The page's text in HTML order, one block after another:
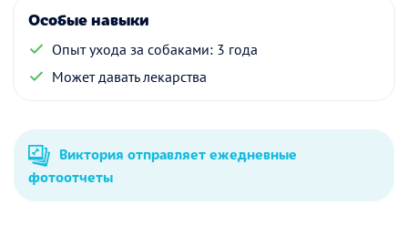
Особые навыки
Опыт ухода за собаками: 3 года
Может давать лекарства
Виктория отправляет ежедневные
фотоотчеты